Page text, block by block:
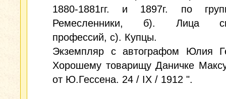
1880-1881гг. и 1897г. по
Ремесленники, б). Лица
профессий, с). Купцы.
Экземпляр с автографом Юлия
Хорошему товарищу Даничке
от Ю.Гессена. 24 / IX / 1912 ".